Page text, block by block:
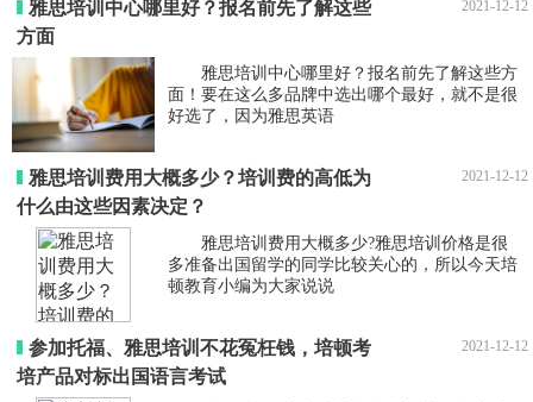
雅思培训中心哪里好？报名前先了解这些
方面
2021-12-12
雅思培训中心哪里好？报名前先了解这些方
面！要在这么多品牌中选出哪个最好，就不是很
好选了，因为雅思英语
雅思培训费用大概多少？培训费的高低为
什么由这些因素决定？
2021-12-12
雅思培训费用大概多少?雅思培训价格是很
多准备出国留学的同学比较关心的，所以今天培
顿教育小编为大家说说
参加托福、雅思培训不花冤枉钱，培顿考
培产品对标出国语言考试
2021-12-12